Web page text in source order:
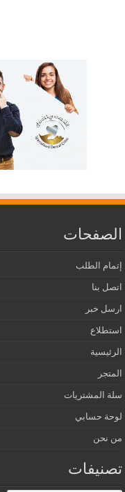
الصفحات
إتمام الطلب
اتصل بنا
ارسل خبر
استطلاع
الرئيسية
المتجر
سلة المشتريات
لوحة حسابي
من نحن
تصنيفات